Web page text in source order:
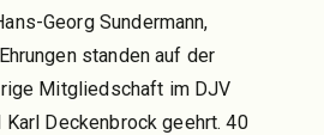
Georg Sundermann,
standen auf der
Mitgliedschaft im DJV
Deckenbrock geehrt. 40